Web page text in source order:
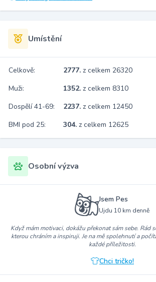
Umístění
Celkově: 2777. z celkem 26320
Muži:
1352. z celkem 8310
Dospělí 41-69:
2237. z celkem 12450
BMI pod 25:
304. z celkem 12625
Osobní výzva
Jsem Pes
Ujdu 10 km denně
Když mám motivaci, dokážu překonat sám sebe. Rád
kterou chráním a inspiruji. Je na mě spolehnutí a
každé příležitosti.
Chci tričko!